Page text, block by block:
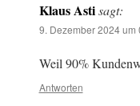
Klaus Asti sagt:
9. Dezember 2024 um
Weil 90%
Antworten